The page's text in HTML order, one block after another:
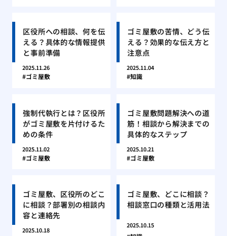
区役所への相談、何を伝
える？具体的な情報提供
と事前準備
2025.11.26
ゴミ屋敷
ゴミ屋敷の苦情、どう伝
える？効果的な伝え方と
注意点
2025.11.04
知識
強制代執行とは？区役所
がゴミ屋敷を片付けるた
めの条件
2025.11.02
ゴミ屋敷
ゴミ屋敷問題解決への道
筋！相談から解決までの
具体的なステップ
2025.10.21
ゴミ屋敷
ゴミ屋敷、区役所のどこ
に相談？部署別の相談内
容と連絡先
2025.10.18
ゴミ屋敷、どこに相談？
相談窓口の種類と活用法
2025.10.15